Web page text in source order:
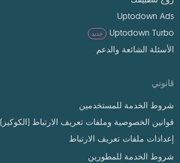
Uptodown Ads
Uptodown Turbo
جديد
الأسئلة الشائعة والدعم
قانوني
شروط الخدمة للمستخدمين
قوانين الخصوصية وملفات تعريف الارتباط (الكوكيز)
إعدادات ملفات تعريف الارتباط
شروط الخدمة للمطورين